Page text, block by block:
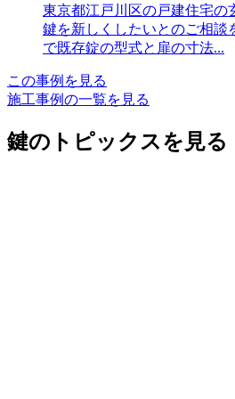
東京都江戸川区の戸建住宅の
鍵を新しくしたいとのご相談
で既存錠の型式と扉の寸法...
この事例を見る
施工事例の一覧を見る
鍵のトピックスを見る